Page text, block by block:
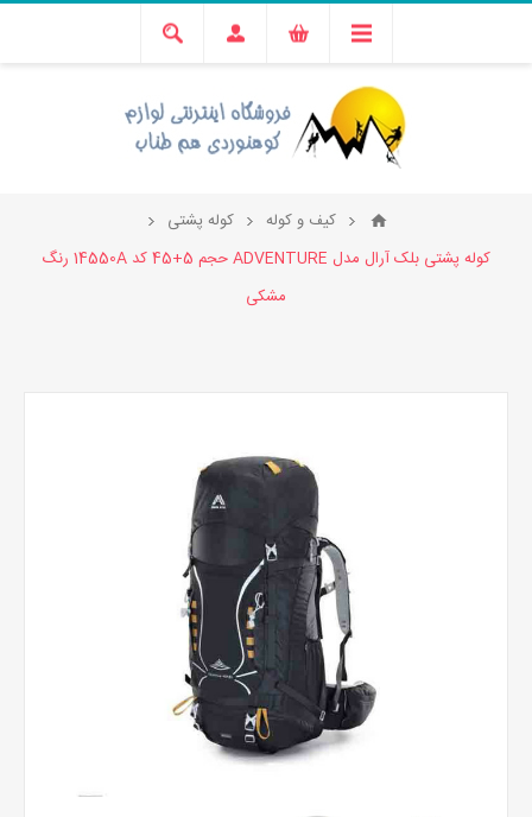
کیف و کوله
کوله پشتی
کوله پشتی بلک آرال مدل ADVENTURE حجم 5+45 کد 14550A رنگ
مشکی